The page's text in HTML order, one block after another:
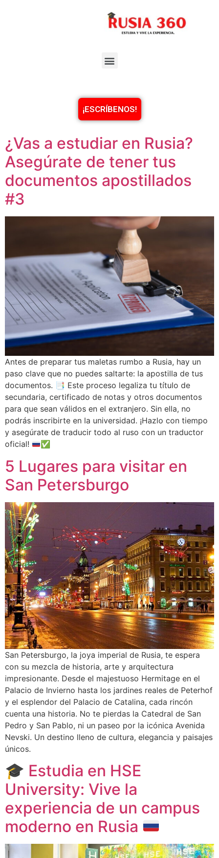
¡ESCRÍBENOS!
¿Vas a estudiar en Rusia?
Asegúrate de tener tus
documentos apostillados
#3
Antes de preparar tus maletas rumbo a Rusia, hay un
paso clave que no puedes saltarte: la apostilla de tus
documentos. 📑 Este proceso legaliza tu título de
secundaria, certificado de notas y otros documentos
para que sean válidos en el extranjero. Sin ella, no
podrás inscribirte en la universidad. ¡Hazlo con tiempo
y asegúrate de traducir todo al ruso con un traductor
oficial!
✅
5 Lugares para visitar en
San Petersburgo
San Petersburgo, la joya imperial de Rusia, te espera
con su mezcla de historia, arte y arquitectura
impresionante. Desde el majestuoso Hermitage en el
Palacio de Invierno hasta los jardines reales de Peterhof
y el esplendor del Palacio de Catalina, cada rincón
cuenta una historia. No te pierdas la Catedral de San
Pedro y San Pablo, ni un paseo por la icónica Avenida
Nevski. Un destino lleno de cultura, elegancia y paisajes
únicos.
🎓 Estudia en HSE
University: Vive la
experiencia de un campus
moderno en Rusia